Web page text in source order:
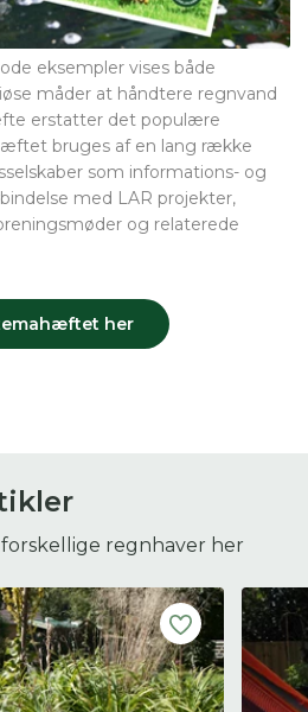
eksempler vises både
måder at håndtere regnvand
erstatter det populære
bruges af en lang række
som informations- og
med LAR projekter,
og relaterede
her
regnhaver her